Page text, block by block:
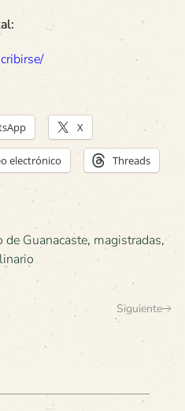
X
electrónico Threads
de Guanacaste, magistradas,
Siguiente